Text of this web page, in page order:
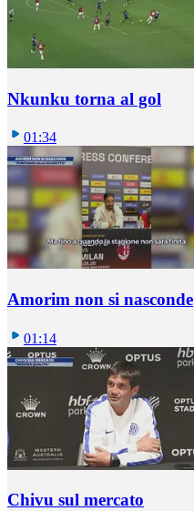
Nkunku torna al gol
01:34
Amorim non si nasconde
01:14
Chivu sul mercato